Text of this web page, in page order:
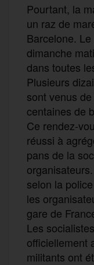
Pourtant, la
un raz de
Barcelone.
dimanche
dans toutes
Plusieurs
sont venus
centaines de
Ce rendez-
réussi à
pans de la
selon la
les
gare de
Les
officiellement
militants ont